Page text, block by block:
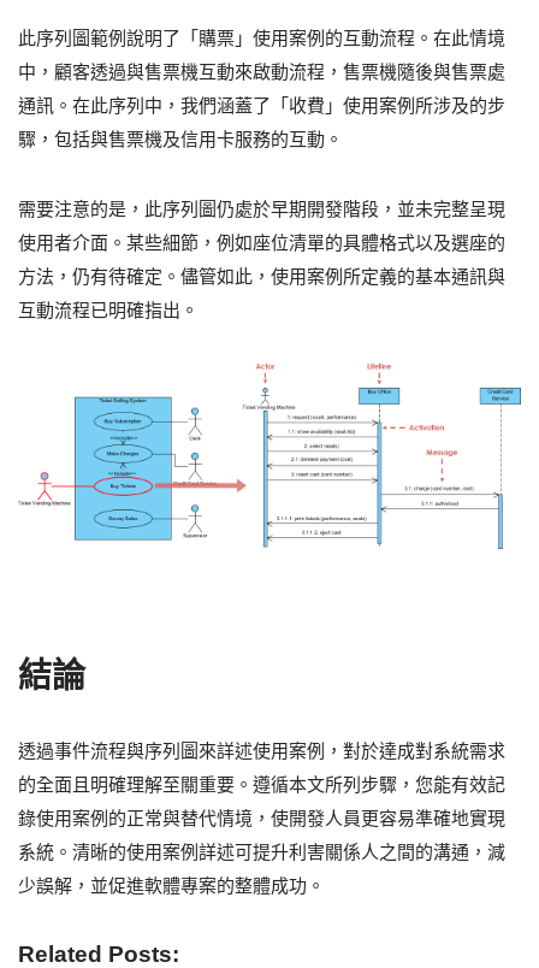
此序列圖範例說明了「購票」使用案例的互動流程。在此情境
中，顧客透過與售票機互動來啟動流程，售票機隨後與售票處
通訊。在此序列中，我們涵蓋了「收費」使用案例所涉及的步
驟，包括與售票機及信用卡服務的互動。
需要注意的是，此序列圖仍處於早期開發階段，並未完整呈現
使用者介面。某些細節，例如座位清單的具體格式以及選座的
方法，仍有待確定。儘管如此，使用案例所定義的基本通訊與
互動流程已明確指出。
結論
透過事件流程與序列圖來詳述使用案例，對於達成對系統需求
的全面且明確理解至關重要。遵循本文所列步驟，您能有效記
錄使用案例的正常與替代情境，使開發人員更容易準確地實現
系統。清晰的使用案例詳述可提升利害關係人之間的溝通，減
少誤解，並促進軟體專案的整體成功。
Related Posts: